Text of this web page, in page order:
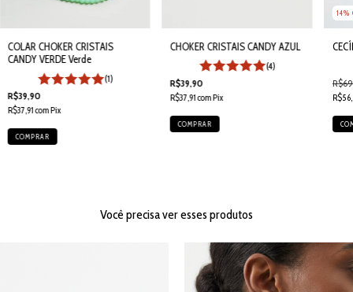
COLAR CHOKER CRISTAIS
CANDY VERDE Verde
(1)
R$39,90
R$37,91comPix
CHOKER CRISTAIS CANDY AZUL
(4)
R$39,90
R$37,91comPix
14%
Você precisa ver esses produtos